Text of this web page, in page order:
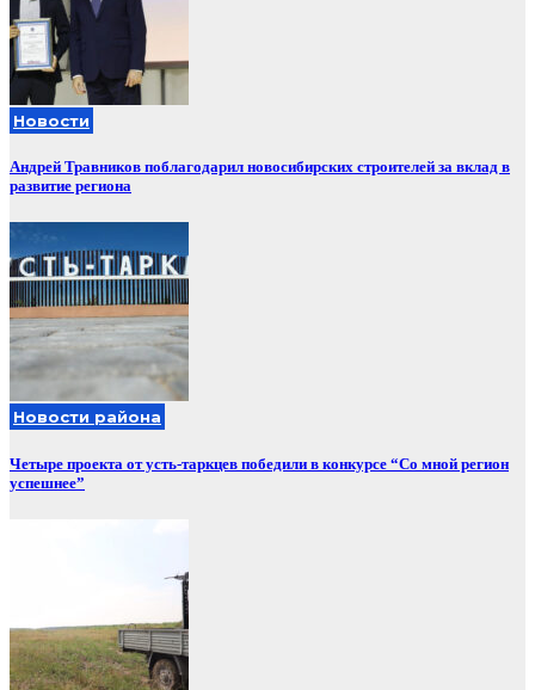
Новости
Андрей Травников поблагодарил новосибирских строителей за вклад в
развитие региона
Новости района
Четыре проекта от усть-таркцев победили в конкурсе “Со мной регион
успешнее”